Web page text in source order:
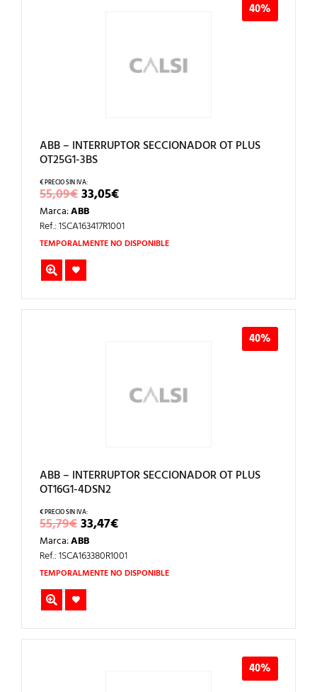
40%
ABB – INTERRUPTOR SECCIONADOR OT PLUS
OT25G1-3BS
55,09€EL
PRECIO
ORIGINAL
ERA:
55,09€.
33,05€EL
PRECIO
ES:
33,05€.
Marca:ABB
Ref.: 1SCA163417R1001
TEMPORALMENTE NO DISPONIBLE
40%
ABB – INTERRUPTOR SECCIONADOR OT PLUS
OT16G1-4DSN2
55,79€EL
PRECIO
ORIGINAL
ERA:
55,79€.
33,47€EL
PRECIO
ES:
33,47€.
Marca:ABB
Ref.: 1SCA163380R1001
TEMPORALMENTE NO DISPONIBLE
40%